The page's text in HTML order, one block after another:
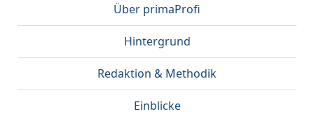
Über primaProfi
Hintergrund
Redaktion & Methodik
Einblicke